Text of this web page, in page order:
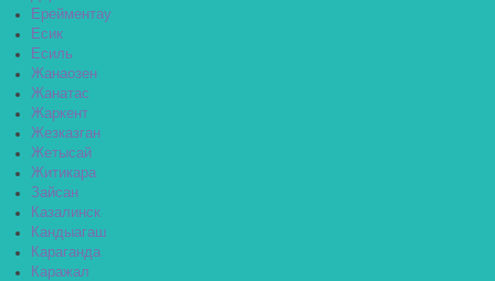
Ерейментау
Есик
Есиль
Жанаозен
Жанатас
Жаркент
Жезказган
Жетысай
Житикара
Зайсан
Казалинск
Кандыагаш
Караганда
Каражал